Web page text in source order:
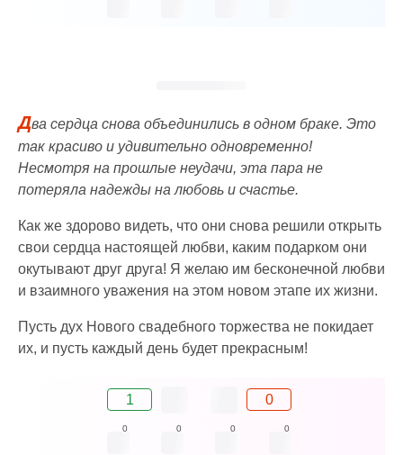
Два сердца снова объединились в одном браке. Это
так красиво и удивительно одновременно!
Несмотря на прошлые неудачи, эта пара не
потеряла надежды на любовь и счастье.
Как же здорово видеть, что они снова решили открыть
свои сердца настоящей любви, каким подарком они
окутывают друг друга! Я желаю им бесконечной любви
и взаимного уважения на этом новом этапе их жизни.
Пусть дух Нового свадебного торжества не покидает
их, и пусть каждый день будет прекрасным!
1 0
0 0 0 0